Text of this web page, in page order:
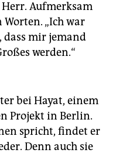
Aufmerksam
Worten. „Ich war
dass mir jemand
werden.“
bei Hayat, einem
Projekt in Berlin.
spricht, findet er
Denn auch sie